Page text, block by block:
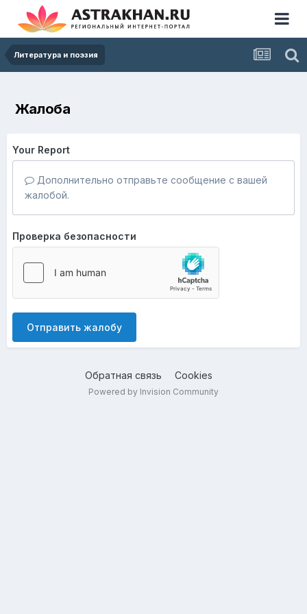
Литература и поэзия
Жалоба
Your Report
Дополнительно отправьте сообщение с вашей
жалобой.
Проверка безопасности
Отправить жалобу
Обратная связь Cookies
Powered by Invision Community